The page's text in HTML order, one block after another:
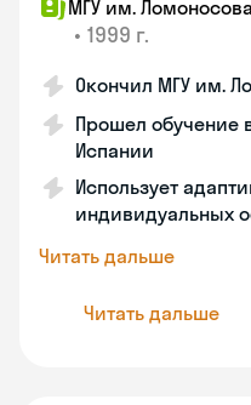
МГУ им.
• 1999 г.
Окончил МГУ им.
Прошел обучение
Испании
Использует
индивидуальных
Читать дальше
Читать дальше